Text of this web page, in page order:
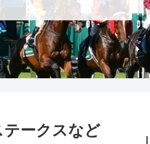
テークスなど